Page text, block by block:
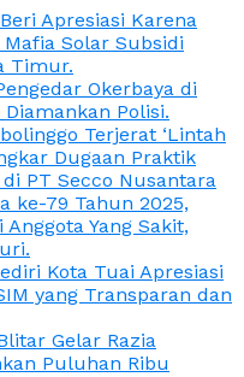
Apresiasi Karena
Solar Subsidi
Timur.
Okerbaya di
Polisi.
Terjerat ‘Lintah
Dugaan Praktik
PT Secco Nusantara
ke-79 Tahun 2025,
Yang Sakit,
Kota Tuai Apresiasi
yang Transparan dan
Gelar Razia
Puluhan Ribu